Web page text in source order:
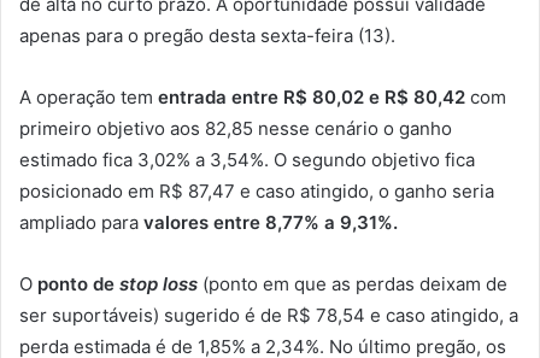
apenas para o pregão desta sexta-feira (13).
A operação tem entrada entre R$ 80,02 e R$ 80,42 com
primeiro objetivo aos 82,85 nesse cenário o ganho
estimado fica 3,02% a 3,54%. O segundo objetivo fica
posicionado em R$ 87,47 e caso atingido, o ganho seria
ampliado para valores entre 8,77% a 9,31%.
O ponto de stop loss (ponto em que as perdas deixam de
ser suportáveis) sugerido é de R$ 78,54 e caso atingido, a
perda estimada é de 1,85% a 2,34%. No último pregão, os